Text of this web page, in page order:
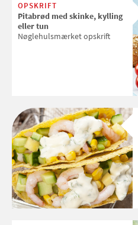
OPSKRIFT
Pitabrød med skinke, kylling
eller tun
Nøglehulsmærket opskrift